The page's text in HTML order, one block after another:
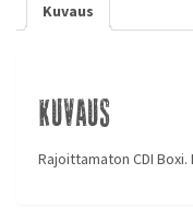
Kuvaus
Kuvaus
Rajoittamaton CDI Boxi.